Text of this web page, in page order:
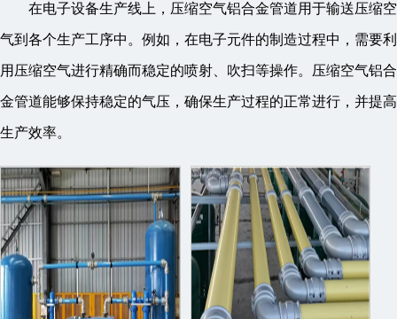
在电子设备生产线上，压缩空气铝合金管道用于输送压缩空
气到各个生产工序中。例如，在电子元件的制造过程中，需要利
用压缩空气进行精确而稳定的喷射、吹扫等操作。压缩空气铝合
金管道能够保持稳定的气压，确保生产过程的正常进行，并提高
生产效率。